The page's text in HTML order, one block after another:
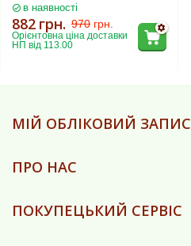
в наявності
970 грн.
882 грн.
Орієнтовна ціна доставки
НП від 113.00
МІЙ ОБЛІКОВИЙ ЗАПИС
ПРО НАС
ПОКУПЕЦЬКИЙ СЕРВІС